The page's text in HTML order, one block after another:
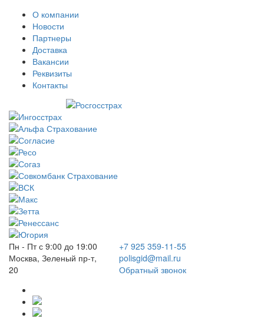
О компании
Новости
Партнеры
Доставка
Вакансии
Реквизиты
Контакты
Пн - Пт с 9:00 до 19:00
Москва, Зеленый пр-т,
20
+7 925 359-11-55
polisgid@mail.ru
Обратный звонок